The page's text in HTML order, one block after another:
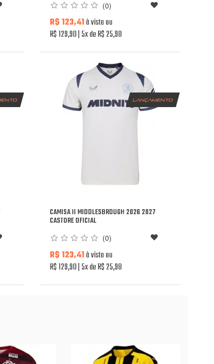
(0)
R$ 123,41à vista ou
R$ 129,90 5x de R$ 25,98
CAMISA II MIDDLESBROUGH 2026 2027
CASTORE OFICIAL
(0)
lançamento
R$ 123,41à vista ou
R$ 129,90 5x de R$ 25,98